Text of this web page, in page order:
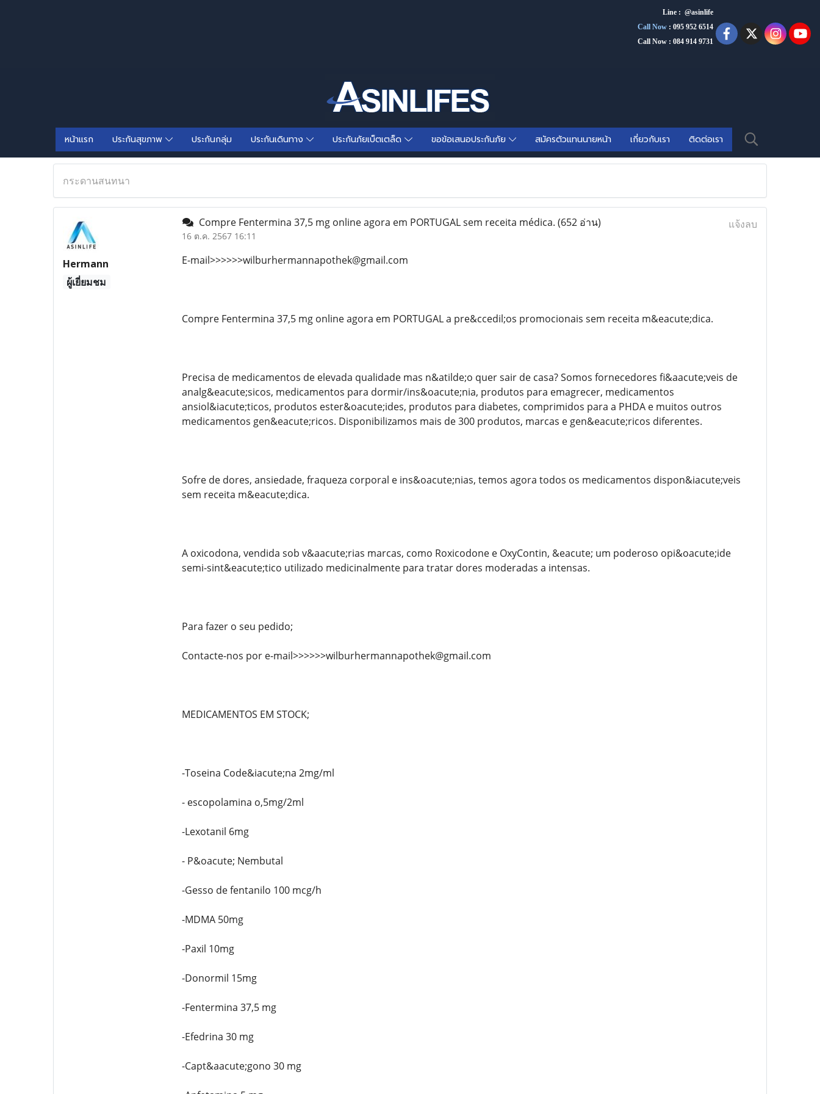
Line : @asinlife
Call Now : 095 952 6514
Call Now : 084 914 9731
หน้าแรก ประกันสุขภาพ ประกันกลุ่ม ประกันเดินทาง ประกันภัยเบ็ตเตล็ด ขอข้อเสนอประกันภัย สมัครตัวแทนนายหน้า เกี่ยวกับเรา ติดต่อเรา
กระดานสนทนา
Hermann
ผู้เยี่ยมชม
Compre Fentermina 37,5 mg online agora em PORTUGAL sem receita médica. (652 อ่าน)
16 ต.ค. 2567 16:11
แจ้งลบ
E-mail>>>>>>wilburhermannapothek@gmail.com
Compre Fentermina 37,5 mg online agora em PORTUGAL a pre&ccedil;os promocionais sem receita m&eacute;dica.
Precisa de medicamentos de elevada qualidade mas n&atilde;o quer sair de casa? Somos fornecedores fi&aacute;veis ​​de
analg&eacute;sicos, medicamentos para dormir/ins&oacute;nia, produtos para emagrecer, medicamentos
ansiol&iacute;ticos, produtos ester&oacute;ides, produtos para diabetes, comprimidos para a PHDA e muitos outros
medicamentos gen&eacute;ricos. Disponibilizamos mais de 300 produtos, marcas e gen&eacute;ricos diferentes.
Sofre de dores, ansiedade, fraqueza corporal e ins&oacute;nias, temos agora todos os medicamentos dispon&iacute;veis
sem receita m&eacute;dica.
A oxicodona, vendida sob v&aacute;rias marcas, como Roxicodone e OxyContin, &eacute; um poderoso opi&oacute;ide
semi-sint&eacute;tico utilizado medicinalmente para tratar dores moderadas a intensas.
Para fazer o seu pedido;
Contacte-nos por e-mail>>>>>>wilburhermannapothek@gmail.com
MEDICAMENTOS EM STOCK;
-Toseina Code&iacute;na 2mg/ml
- escopolamina o,5mg/2ml
-Lexotanil 6mg
- P&oacute; Nembutal
-Gesso de fentanilo 100 mcg/h
-MDMA 50mg
-Paxil 10mg
-Donormil 15mg
-Fentermina 37,5 mg
-Efedrina 30 mg
-Capt&aacute;gono 30 mg